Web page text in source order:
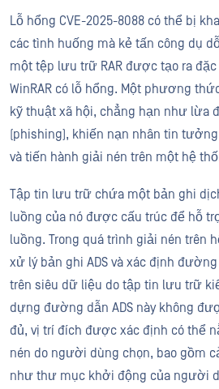
Lỗ hổng CVE-2025-8088 có thể bị
các tình huống mà kẻ tấn công dụ
một tệp lưu trữ RAR được tạo ra
WinRAR có lỗ hổng. Một phương
kỹ thuật xã hội, chẳng hạn như lừa
(phishing), khiến nạn nhân tin
và tiến hành giải nén trên một hệ
Tập tin lưu trữ chứa một bản ghi dịch
luồng của nó được cấu trúc để hỗ
luồng. Trong quá trình giải nén trên
xử lý bản ghi ADS và xác định
trên siêu dữ liệu do tập tin lưu trữ
dựng đường dẫn ADS này không
đủ, vị trí đích được xác định có thể
nén do người dùng chọn, bao gồm
như thư mục khởi động của người